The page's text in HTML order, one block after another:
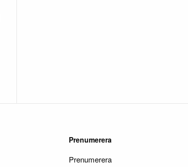
Prenumerera
Prenumerera